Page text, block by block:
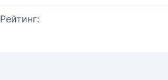
Рейтинг: